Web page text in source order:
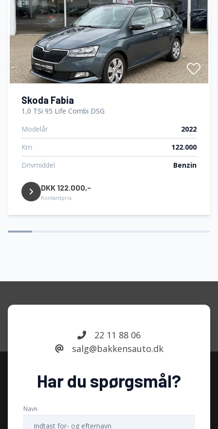
Stofsæder
Skoda Fabia
1,0 TSi 95 Life Combi DSG
Modelår
2022
Km
122.000
Drivmiddel
Benzin
DKK 122.000,-
Kontantpris
22 11 88 06
salg@bakkensauto.dk
Har du spørgsmål?
Navn